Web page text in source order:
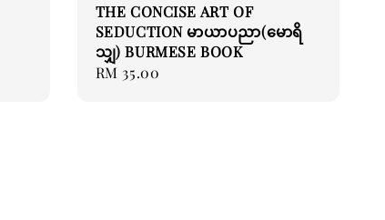
THE CONCISE ART OF
SEDUCTION မာယာပညာ(မောရိ
သျှ) BURMESE BOOK
Regular
RM 35.00